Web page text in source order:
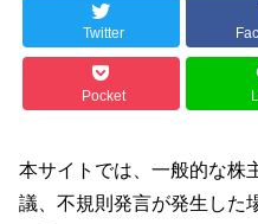
Twitter
Pocket
本サイトでは、一般的な株
議、不規則発言が発生した